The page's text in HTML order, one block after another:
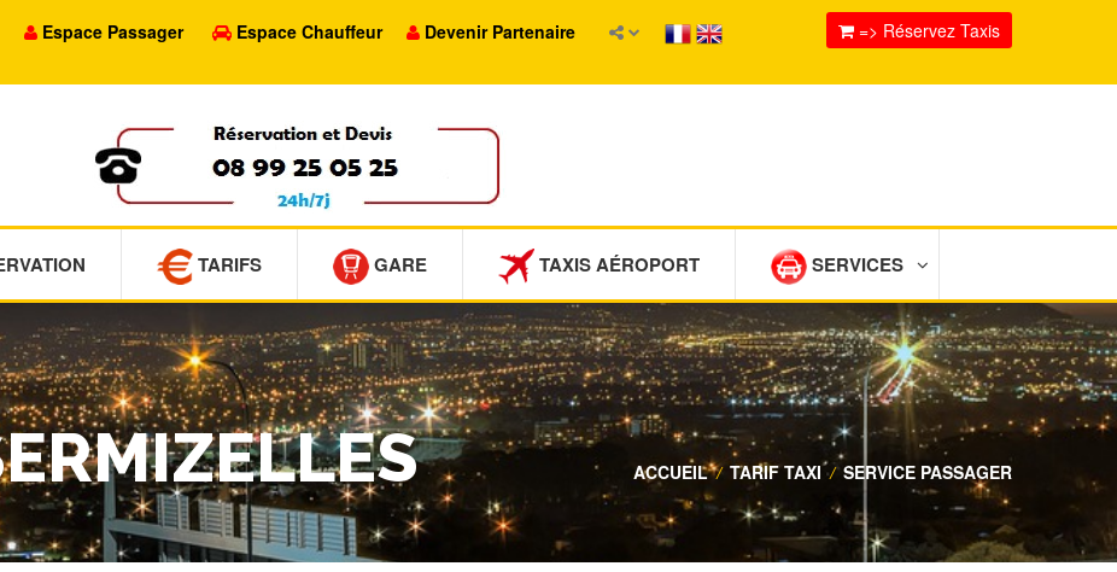
Espace Passager Espace Chauffeur Devenir Partenaire => Réservez Taxis
TARIFS GARE TAXIS AÉROPORT SERVICES
ACCUEIL / TARIF TAXI / SERVICE PASSAGER